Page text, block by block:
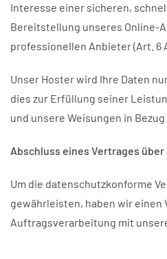
Interesse einer sicheren,
Bereitstellung unseres Online-
professionellen Anbieter (Art. 6
Unser Hoster wird Ihre Daten
dies zur Erfüllung seiner
und unsere Weisungen in
Abschluss eines Vertrages
Um die datenschutzkonforme
gewährleisten, haben wir einen
Auftragsverarbeitung mit